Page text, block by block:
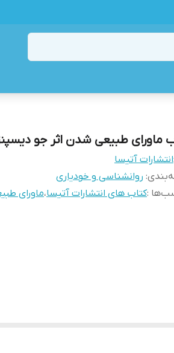
ماورای طبیعی شدن اثر جو
انتشارات آتیسا
: روانشناسی و خودیاری
:کتاب های انتشارات آتیسا،ماورای